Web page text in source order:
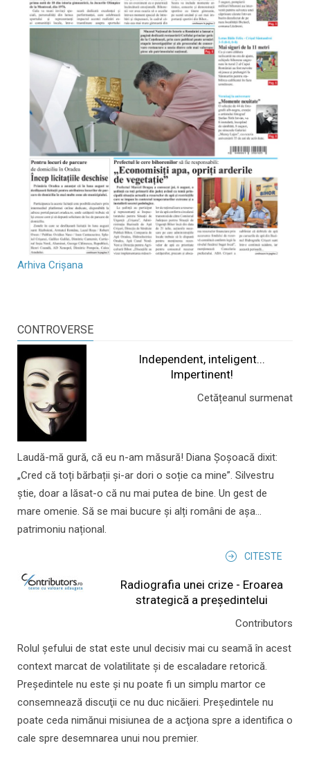
Arhiva Crișana
CONTROVERSE
Independent, inteligent...
Impertinent!
Cetățeanul surmenat
Laudă-mă gură, că eu n-am măsură! Diana Șoșoacă dixit:
„Cred că toți bărbații și-ar dori o soție ca mine”. Silvestru
știe, doar a lăsat-o că nu mai putea de bine. Un gest de
mare omenie. Să se mai bucure și alți români de așa...
patrimoniu național.
CITESTE
Radiografia unei crize - Eroarea
strategică a președintelui
Contributors
Rolul şefului de stat este unul decisiv mai cu seamă în acest
context marcat de volatilitate şi de escaladare retorică.
Preşedintele nu este şi nu poate fi un simplu martor ce
consemnează discuţii ce nu duc nicăieri. Preşedintele nu
poate ceda nimănui misiunea de a acţiona spre a identifica o
cale spre desemnarea unui nou premier.